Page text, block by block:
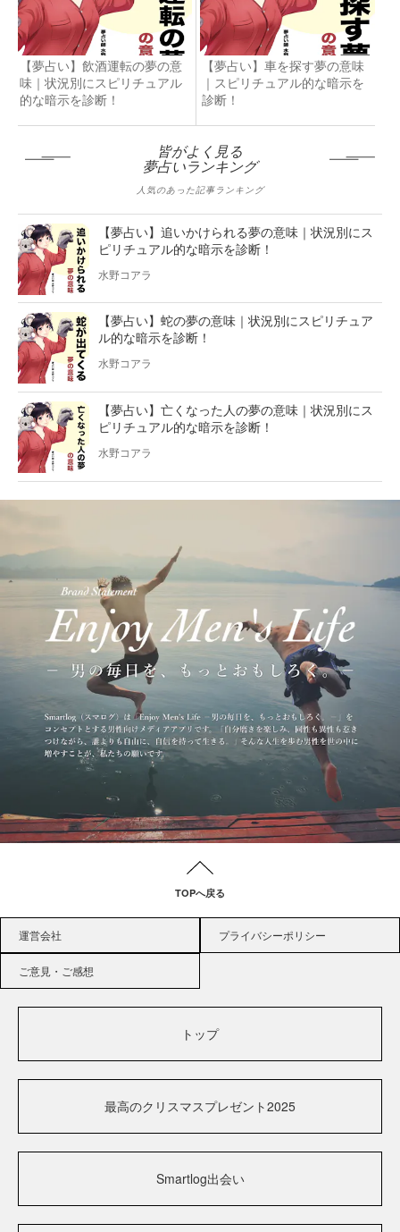
【夢占い】飲酒運転の夢の意
味｜状況別にスピリチュアル
的な暗示を診断！
【夢占い】車を探す夢の意味
｜スピリチュアル的な暗示を
診断！
皆がよく見る
夢占いランキング
人気のあった記事ランキング
【夢占い】追いかけられる夢の意味｜状況別にス
ピリチュアル的な暗示を診断！
水野コアラ
【夢占い】蛇の夢の意味｜状況別にスピリチュア
ル的な暗示を診断！
水野コアラ
【夢占い】亡くなった人の夢の意味｜状況別にス
ピリチュアル的な暗示を診断！
水野コアラ
TOPへ戻る
運営会社 プライバシーポリシー
ご意見・ご感想
トップ
最高のクリスマスプレゼント2025
Smartlog出会い